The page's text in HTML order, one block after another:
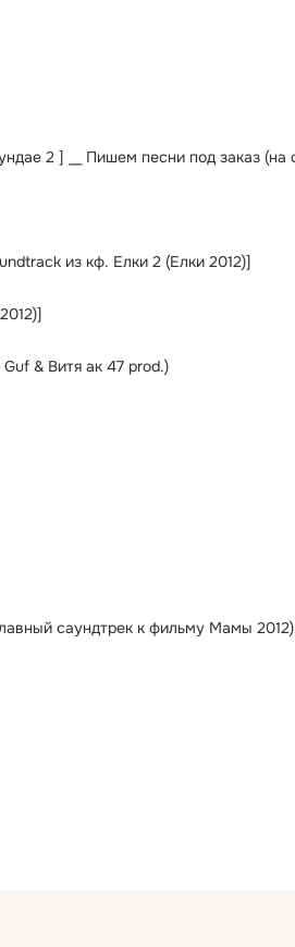
из кф. Елки 2 (Елки 2012)]
& Витя ак 47 prod.)
саундтрек к фильму Мамы 2012)